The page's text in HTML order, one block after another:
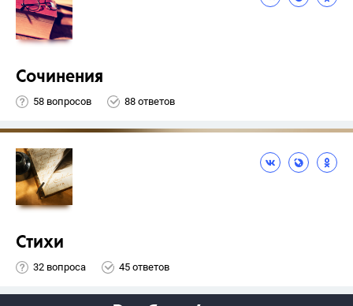
Сочинения
58 вопросов 88 ответов
Стихи
32 вопроса 45 ответов